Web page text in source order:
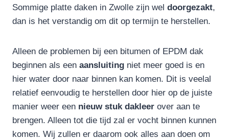
Sommige platte daken in Zwolle zijn wel doorgezakt,
dan is het verstandig om dit op termijn te herstellen.
Alleen de problemen bij een bitumen of EPDM dak
beginnen als een aansluiting niet meer goed is en
hier water door naar binnen kan komen. Dit is veelal
relatief eenvoudig te herstellen door hier op de juiste
manier weer een nieuw stuk dakleer over aan te
brengen. Alleen tot die tijd zal er vocht binnen kunnen
komen. Wij zullen er daarom ook alles aan doen om